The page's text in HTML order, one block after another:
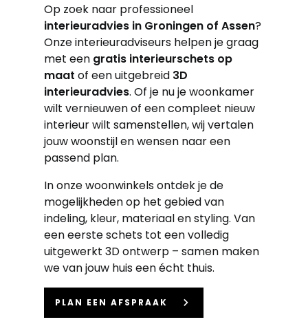
Op zoek naar professioneel
interieuradvies in Groningen of Assen?
Onze interieuradviseurs helpen je graag
met een gratis interieurschets op
maat of een uitgebreid 3D
interieuradvies. Of je nu je woonkamer
wilt vernieuwen of een compleet nieuw
interieur wilt samenstellen, wij vertalen
jouw woonstijl en wensen naar een
passend plan.
In onze woonwinkels ontdek je de
mogelijkheden op het gebied van
indeling, kleur, materiaal en styling. Van
een eerste schets tot een volledig
uitgewerkt 3D ontwerp – samen maken
we van jouw huis een écht thuis.
PLAN EEN AFSPRAAK keyboard_arrow_right